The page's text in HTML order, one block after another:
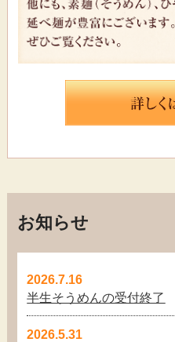
お知らせ
2026.7.16
半生そうめんの受付終了
2026.5.31